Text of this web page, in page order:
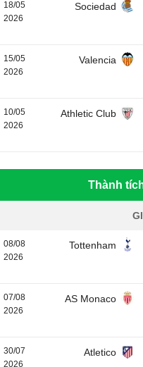
18/05
2026
Sociedad
15/05
2026
Valencia
10/05
2026
Athletic Club
Thành
08/08
2026
Tottenham
07/08
2026
AS Monaco
30/07
2026
Atletico